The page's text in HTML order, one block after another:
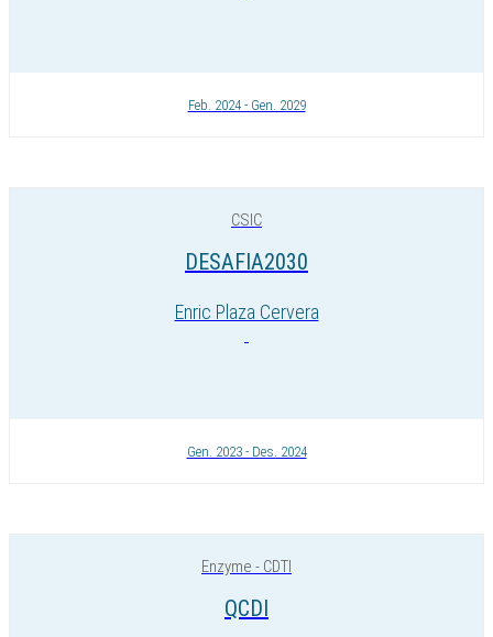
Feb. 2024 - Gen. 2029
CSIC
DESAFIA2030
Enric Plaza Cervera
Gen. 2023 - Des. 2024
Enzyme - CDTI
QCDI